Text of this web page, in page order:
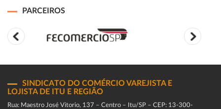
PARCEIROS
SINDICATO DO COMÉRCIO VAREJISTA E
LOJISTA DE ITU E REGIÃO
Rua: Maestro José Vitorio, 137 – Centro – Itu/SP – CEP: 13-300-